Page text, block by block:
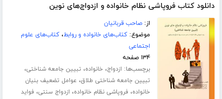
دانلود کتاب فروپاشی نظام خانواده و ازدواج‌های نوین
از:صاحب قربانیان
موضوع:کتاب‌های خانواده و روابط،کتاب‌های علوم
اجتماعی
۱۳۴ صفحه
برچسب‌ها: ازدواج، خانواده، تبیین جامعه شناختی،
تبیین جامعه شناختی طلاق، عوامل تضعیف بنیان
خانواده، فروپاشی نظام خانواده، ازدواج سنتی، فواید